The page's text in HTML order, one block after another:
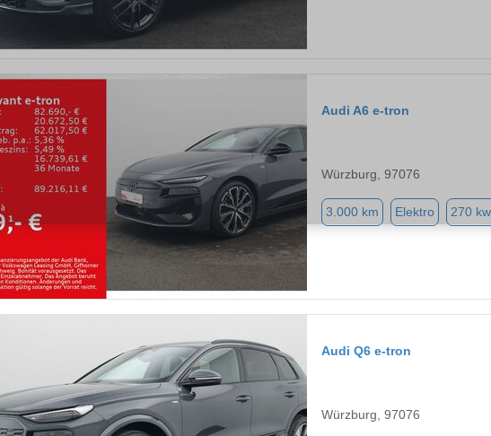
Audi A6 e-tron
Würzburg, 97076
3.000 km Elektro 270
Audi Q6 e-tron
Würzburg, 97076